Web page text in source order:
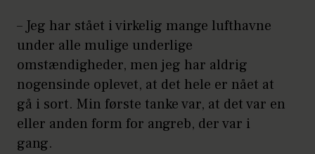
– Jeg har stået i virkelig mange lufthavne
under alle mulige underlige
omstændigheder, men jeg har aldrig
nogensinde oplevet, at det hele er nået at
gå i sort. Min første tanke var, at det var en
eller anden form for angreb, der var i
gang.